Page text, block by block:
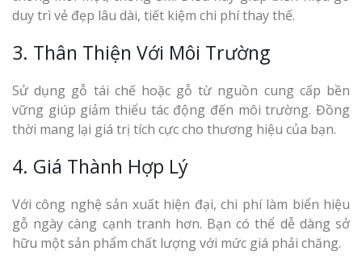
duy trì vẻ đẹp lâu dài, tiết kiệm chi phí thay thế.
3. Thân Thiện Với Môi Trường
Sử dụng gỗ tái chế hoặc gỗ từ nguồn cung cấp bền
vững giúp giảm thiểu tác động đến môi trường. Đồng
thời mang lại giá trị tích cực cho thương hiệu của bạn.
4. Giá Thành Hợp Lý
Với công nghệ sản xuất hiện đại, chi phí làm biển hiệu
gỗ ngày càng cạnh tranh hơn. Bạn có thể dễ dàng sở
hữu một sản phẩm chất lượng với mức giá phải chăng.